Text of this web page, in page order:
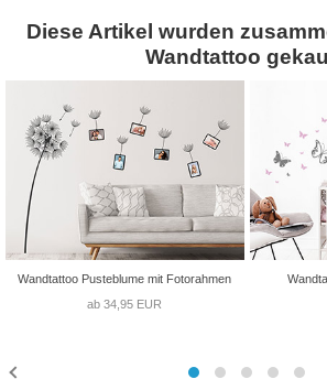
Diese Artikel wurden
Wandtattoo
Wandtattoo Pusteblume mit Fotorahmen
ab 34,95 EUR